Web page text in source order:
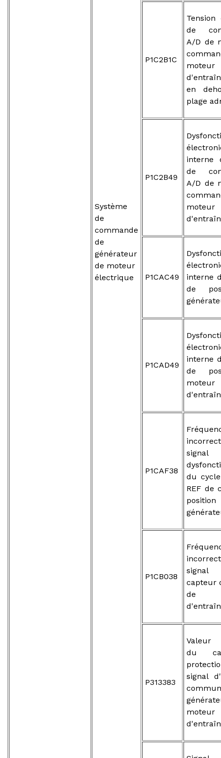
Système
de
commande
de
générateur
de moteur
électrique
P1C2B1C
de
A/D de
moteur
en
plage
P1C2B49
interne
de
A/D de
moteur
P1CAC49
interne
de
P1CAD49
interne
de
moteur
P1CAF38
du
REF de
P1CB038
signal
capteur
de
P313383
Valeur
du
signal
moteur